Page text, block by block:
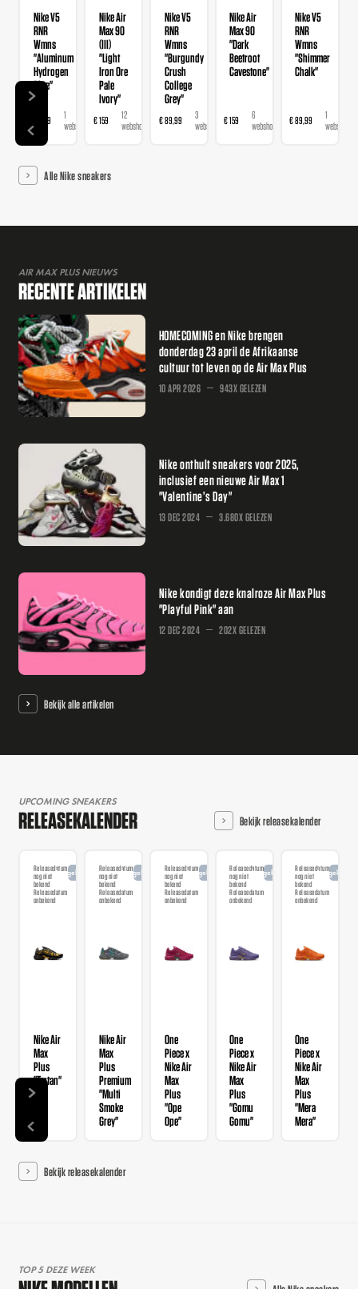
Nike V5
RNR
Wmns
"Aluminum
Hydrogen
Blue"
€ 89,99
1
webshop
Nike Air
Max 90
(III)
"Light
Iron Ore
Pale
Ivory"
€ 159
12
webshops
Nike V5
RNR
Wmns
"Burgundy
Crush
College
Grey"
€ 89,99
3
webshops
Nike Air
Max 90
"Dark
Beetroot
Cavestone"
€ 159
6
webshops
Nike V5
RNR
Wmns
"Shimmer
Chalk"
€ 89,99
1
webshop
Alle Nike sneakers
AIR MAX PLUS NIEUWS
RECENTE ARTIKELEN
HOMECOMING en Nike brengen
donderdag 23 april de Afrikaanse
cultuur tot leven op de Air Max Plus
10 APR 2026 943X GELEZEN
Nike onthult sneakers voor 2025,
inclusief een nieuwe Air Max 1
"Valentine’s Day"
13 DEC 2024 3.680X GELEZEN
Nike kondigt deze knalroze Air Max Plus
"Playful Pink" aan
12 DEC 2024 202X GELEZEN
Bekijk alle artikelen
UPCOMING SNEAKERS
RELEASEKALENDER Bekijk releasekalender
Releasedatum
nog niet
bekend
Releasedatum
onbekend
Aangekondigd
Nike Air
Max
Plus
"Tartan"
Releasedatum
nog niet
bekend
Releasedatum
onbekend
Aangekondigd
Nike Air
Max
Plus
Premium
"Multi
Smoke
Grey"
Releasedatum
nog niet
bekend
Releasedatum
onbekend
Aangekondigd
One
Piece x
Nike Air
Max
Plus
"Ope
Ope"
Releasedatum
nog niet
bekend
Releasedatum
onbekend
Aangekondigd
One
Piece x
Nike Air
Max
Plus
"Gomu
Gomu"
Releasedatum
nog niet
bekend
Releasedatum
onbekend
One
Piece x
Nike Air
Max
Plus
"Mera
Mera"
Bekijk releasekalender
TOP 5 DEZE WEEK